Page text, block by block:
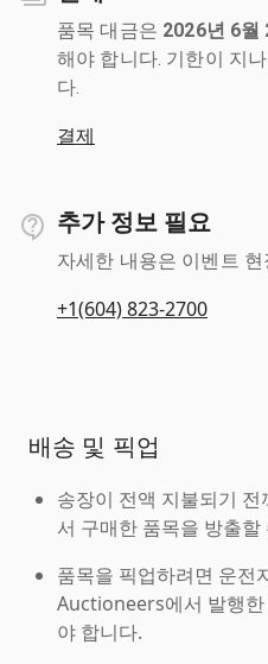
품목 대금은 2026년 6월
해야 합니다. 기한이 지
다.
결제
추가 정보 필요
자세한 내용은 이벤트 현
+1(604) 823-2700
배송 및 픽업
송장이 전액 지불되기
서 구매한 품목을 방출할
품목을 픽업하려면 운전
Auctioneers에서 발행한
야 합니다.